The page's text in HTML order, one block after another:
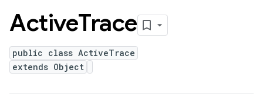
ActiveTrace
public class ActiveTrace
extends Object